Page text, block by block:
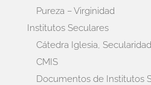
Pureza – Virginidad
Institutos Seculares
Cátedra Iglesia,
CMIS
Documentos de Institutos